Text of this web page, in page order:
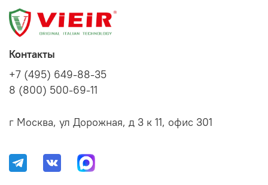
Контакты
+7 (495) 649-88-35
8 (800) 500-69-11
г Москва, ул Дорожная, д 3 к 11, офис 301